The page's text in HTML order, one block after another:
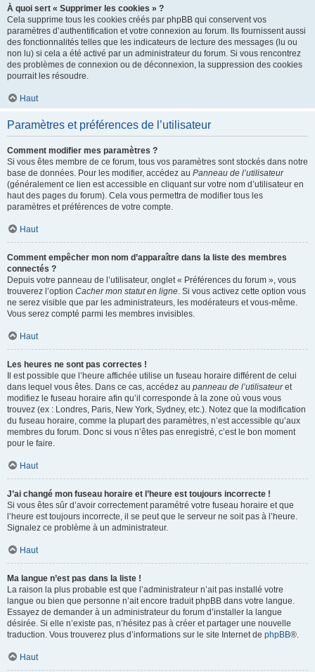
À quoi sert « Supprimer les cookies » ?
Cela supprime tous les cookies créés par phpBB qui conservent vos
paramètres d’authentification et votre connexion au forum. Ils fournissent aussi
des fonctionnalités telles que les indicateurs de lecture des messages (lu ou
non lu) si cela a été activé par un administrateur du forum. Si vous rencontrez
des problèmes de connexion ou de déconnexion, la suppression des cookies
pourrait les résoudre.
Haut
Paramètres et préférences de l’utilisateur
Comment modifier mes paramètres ?
Si vous êtes membre de ce forum, tous vos paramètres sont stockés dans notre
base de données. Pour les modifier, accédez au Panneau de l’utilisateur
(généralement ce lien est accessible en cliquant sur votre nom d’utilisateur en
haut des pages du forum). Cela vous permettra de modifier tous les
paramètres et préférences de votre compte.
Haut
Comment empêcher mon nom d’apparaître dans la liste des membres
connectés ?
Depuis votre panneau de l’utilisateur, onglet « Préférences du forum », vous
trouverez l’option Cacher mon statut en ligne. Si vous activez cette option vous
ne serez visible que par les administrateurs, les modérateurs et vous-même.
Vous serez compté parmi les membres invisibles.
Haut
Les heures ne sont pas correctes !
Il est possible que l’heure affichée utilise un fuseau horaire différent de celui
dans lequel vous êtes. Dans ce cas, accédez au panneau de l’utilisateuret
modifiez le fuseau horaire afin qu’il corresponde à la zone où vous vous
trouvez (ex : Londres, Paris, New York, Sydney, etc.). Notez que la modification
du fuseau horaire, comme la plupart des paramètres, n’est accessible qu’aux
membres du forum. Donc si vous n’êtes pas enregistré, c’est le bon moment
pour le faire.
Haut
J’ai changé mon fuseau horaire et l’heure est toujours incorrecte !
Si vous êtes sûr d’avoir correctement paramétré votre fuseau horaire et que
l’heure est toujours incorrecte, il se peut que le serveur ne soit pas à l’heure.
Signalez ce problème à un administrateur.
Haut
Ma langue n’est pas dans la liste !
La raison la plus probable est que l’administrateur n’ait pas installé votre
langue ou bien que personne n’ait encore traduit phpBB dans votre langue.
Essayez de demander à un administrateur du forum d’installer la langue
désirée. Si elle n’existe pas, n’hésitez pas à créer et partager une nouvelle
traduction. Vous trouverez plus d’informations sur le site Internet de phpBB®.
Haut